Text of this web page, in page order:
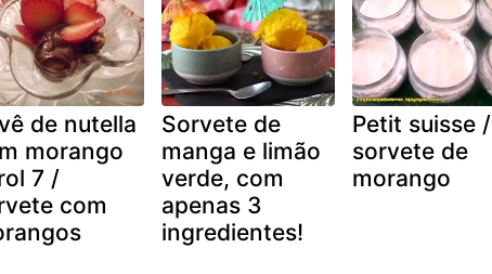
de nutella
morango
7 /
com
Sorvete de
manga e limão
verde, com
apenas 3
ingredientes!
Petit suisse /
sorvete de
morango